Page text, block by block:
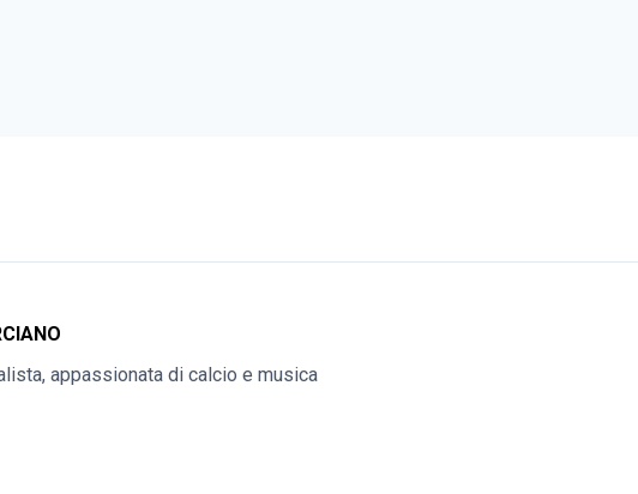
appassionata di calcio e musica